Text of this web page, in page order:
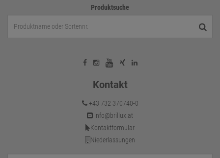
Produktsuche
Kontakt
+43 732 370740-0
info@brillux.at
Kontaktformular
Niederlassungen